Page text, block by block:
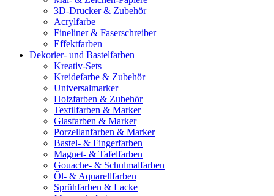
3D-Drucker & Zubehör
Acrylfarbe
Fineliner & Faserschreiber
Effektfarben
Dekorier- und Bastelfarben
Kreativ-Sets
Kreidefarbe & Zubehör
Universalmarker
Holzfarben & Zubehör
Textilfarben & Marker
Glasfarben & Marker
Porzellanfarben & Marker
Bastel- & Fingerfarben
Magnet- & Tafelfarben
Gouache- & Schulmalfarben
Öl- & Aquarellfarben
Sprühfarben & Lacke